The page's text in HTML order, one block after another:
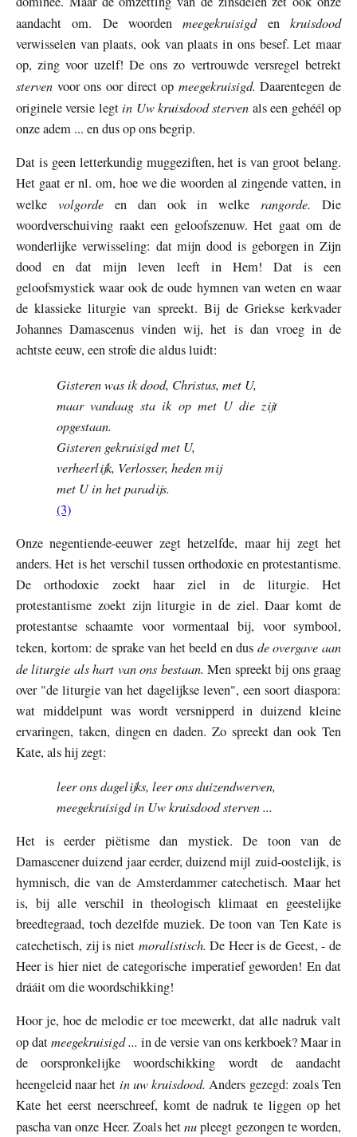
aandacht om. De woordenmeegekruisigd enkruisdood
verwisselen van plaats, ook van plaats in ons besef. Let maar
op, zing voor uzelf! De ons zo vertrouwde versregel betrekt
sterven voor ons oor direct op meegekruisigd.Daarentegen de
originele versie legtin Uw kruisdood sterven als een gehéél op
onze adem ... en dus op ons begrip.
Dat is geen letterkundig muggeziften, het is van groot belang.
Het gaat er nl. om, hoe we die woorden al zingende vatten, in
welke volgorde en dan ook in welkerangorde. Die
woordverschuiving raakt een geloofszenuw. Het gaat om de
wonderlijke verwisseling: dat mijn dood is geborgen in Zijn
dood en dat mijn leven leeft in Hem! Dat is een
geloofsmystiek waar ook de oude hymnen van weten en waar
de klassieke liturgie van spreekt. Bij de Griekse kerkvader
Johannes Damascenus vinden wij, het is dan vroeg in de
achtste eeuw, een strofe die aldus luidt:
Gisteren was ik dood, Christus, met U,
maar vandaag sta ik op met U die zijt
opgestaan.
Gisteren gekruisigd met U,
verheerlijk, Verlosser, heden mij
met U in het paradijs.
(3)
Onze negentiende-eeuwer zegt hetzelfde, maar hij zegt het
anders. Het is het verschil tussen orthodoxie en protestantisme.
De orthodoxie zoekt haar ziel in de liturgie. Het
protestantisme zoekt zijn liturgie in de ziel. Daar komt de
protestantse schaamte voor vormentaal bij, voor symbool,
teken, kortom: de sprake van het beeld en dus de overgave aan
de liturgie als hart van ons bestaan.Men spreekt bij ons graag
over "de liturgie van het dagelijkse leven", een soort diaspora:
wat middelpunt was wordt versnipperd in duizend kleine
ervaringen, taken, dingen en daden. Zo spreekt dan ook Ten
Kate, als hij zegt:
leer ons dagelijks, leer ons duizendwerven,
meegekruisigd in Uw kruisdood sterven ...
Het is eerder piëtisme dan mystiek. De toon van de
Damascener duizend jaar eerder, duizend mijl zuid-oostelijk, is
hymnisch, die van de Amsterdammer catechetisch. Maar het
is, bij alle verschil in theologisch klimaat en geestelijke
breedtegraad, toch dezelfde muziek. De toon van Ten Kate is
catechetisch, zij is niet moralistisch.De Heer is de Geest, - de
Heer is hier niet de categorische imperatief geworden! En dat
drááit om die woordschikking!
Hoor je, hoe de melodie er toe meewerkt, dat alle nadruk valt
op datmeegekruisigd ... in de versie van ons kerkboek? Maar in
de oorspronkelijke woordschikking wordt de aandacht
heengeleid naar het in uw kruisdood. Anders gezegd: zoals Ten
Kate het eerst neerschreef, komt de nadruk te liggen op het
pascha van onze Heer. Zoals hetnupleegt gezongen te worden,